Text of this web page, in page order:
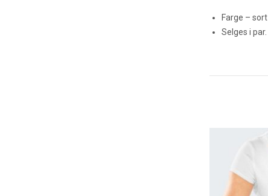
Farge – sort
Selges i par.